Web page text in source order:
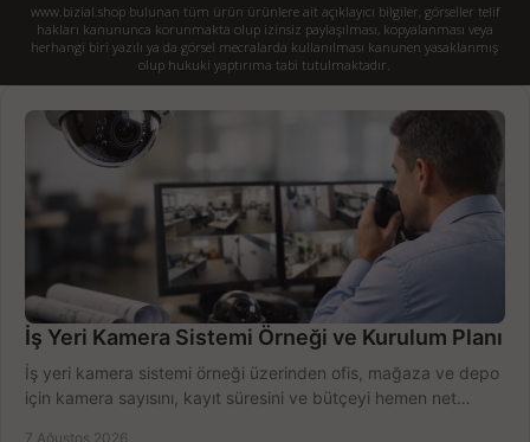
www.bizial.shop bulunan tüm ürün ürünlere ait açıklayıcı bilgiler, görseller telif
hakları kanununca korunmakta olup izinsiz paylaşılması, kopyalanması veya
herhangi biri yazılı ya da görsel mecralarda kullanılması kanunen yasaklanmış
olup hukuki yaptırıma tabi tutulmaktadır.
İş Yeri Kamera Sistemi Örneği ve Kurulum Planı
İş yeri kamera sistemi örneği üzerinden ofis, mağaza ve depo
için kamera sayısını, kayıt süresini ve bütçeyi hemen net
7 Ağustos 2026